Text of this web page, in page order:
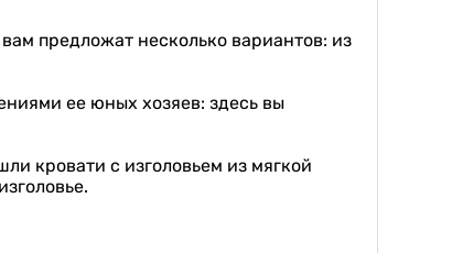
предложат несколько вариантов: из
ее юных хозяев: здесь вы
кровати с изголовьем из мягкой